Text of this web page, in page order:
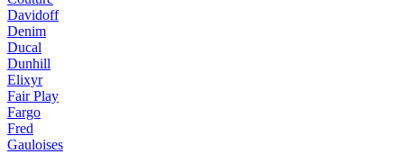
Davidoff
Denim
Ducal
Dunhill
Elixyr
Fair Play
Fargo
Fred
Gauloises